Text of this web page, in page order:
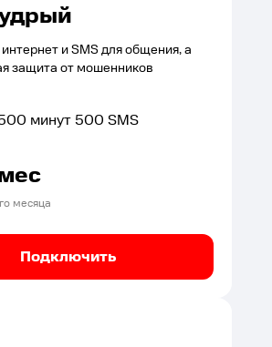
и SMS для общения, а
защита от мошенников
минут500 SMS
месяца
Подключить